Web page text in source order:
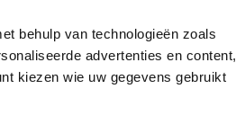
behulp van technologieën zoals
advertenties en content,
kiezen wie uw gegevens gebruikt